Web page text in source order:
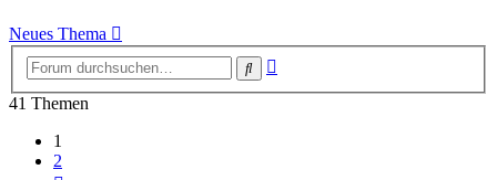
Neues Thema
Suche
41 Themen
1
2